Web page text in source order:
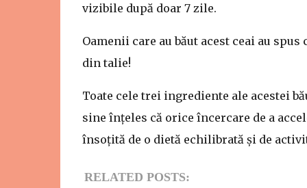
vizibile după doar 7 zile.
Oamenii care au băut acest ceai au
din talie!
Toate cele trei ingrediente ale acestei
sine înțeles că orice încercare de a
însoțită de o dietă echilibrată și de
RELATED POSTS: